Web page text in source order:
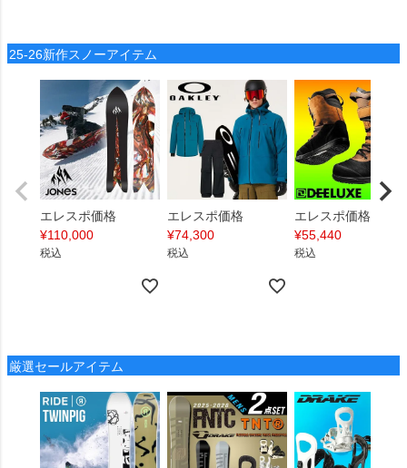
25-26新作スノーアイテム
エレスポ価格
¥110,000
税込
エレスポ価格
¥74,300
税込
エレスポ価格
¥55,440
税込
厳選セールアイテム